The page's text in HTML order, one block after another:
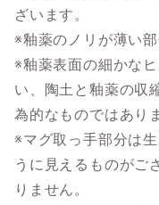
ざいます。
※釉薬のノリが薄い部
※釉薬表面の細かな
い、陶土と釉薬の収
為的なものではあり
※マグ取っ手部分は
うに見えるものがご
りません。